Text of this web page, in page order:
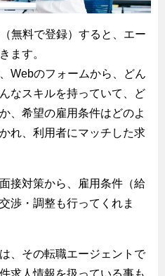
無料で登録）すると、エー
ます。
Webのフォームから、どん
なスキルを持っていて、ど
、希望の雇用条件はどのよ
れ、利用者にマッチした求
接対策から、雇用条件（給
渉・調整も行ってくれま
、その転職エージェントで
求人情報を扱っている事も